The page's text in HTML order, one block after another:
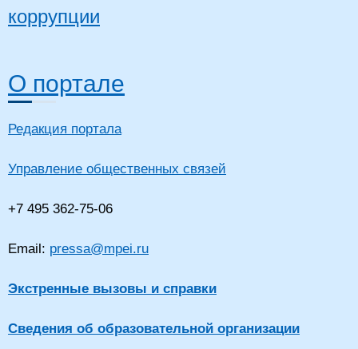
коррупции
О портале
Редакция портала
Управление общественных связей
+7 495 362-75-06
Email: pressa@mpei.ru
Экстренные вызовы и справки
Сведения об образовательной организации